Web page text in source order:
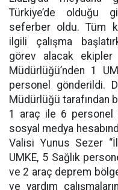
Türkiye’de olduğu
seferber oldu. Tüm
ilgili çalışma
görev alacak ekipler
Müdürlüğü’nden 1
personel gönderildi.
Müdürlüğü tarafından
1 araç ile 6 personel
sosyal medya
Valisi Yunus Sezer
UMKE, 5 Sağlık
ve 2 araç deprem
ve yardım